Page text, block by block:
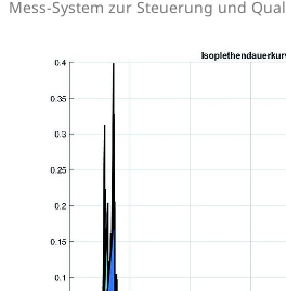
Mess-System zur Steuerung und